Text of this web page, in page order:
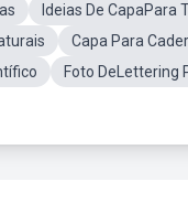
Ideias De CapaPara
Capa Para
Foto DeLettering